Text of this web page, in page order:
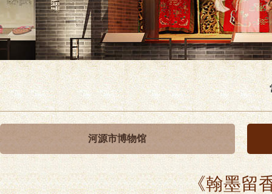
河源市博物馆
《翰墨留